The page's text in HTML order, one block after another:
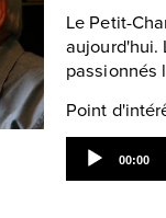
Le Petit-
aujourd'hui.
passionnés
Point
Audio
Player
00:00